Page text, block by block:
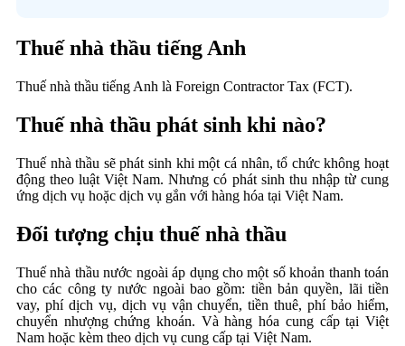
Thuế nhà thầu tiếng Anh
Thuế nhà thầu tiếng Anh là Foreign Contractor Tax (FCT).
Thuế nhà thầu phát sinh khi nào?
Thuế nhà thầu sẽ phát sinh khi một cá nhân, tổ chức không hoạt
động theo luật Việt Nam. Nhưng có phát sinh thu nhập từ cung
ứng dịch vụ hoặc dịch vụ gắn với hàng hóa tại Việt Nam.
Đối tượng chịu thuế nhà thầu
Thuế nhà thầu nước ngoài áp dụng cho một số khoản thanh toán
cho các công ty nước ngoài bao gồm: tiền bản quyền, lãi tiền
vay, phí dịch vụ, dịch vụ vận chuyển, tiền thuê, phí bảo hiểm,
chuyển nhượng chứng khoán. Và hàng hóa cung cấp tại Việt
Nam hoặc kèm theo dịch vụ cung cấp tại Việt Nam.